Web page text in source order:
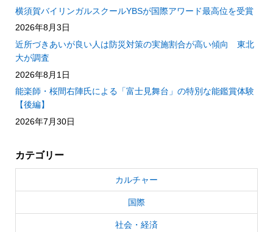
横須賀バイリンガルスクールYBSが国際アワード最高位を受賞
2026年8月3日
近所づきあいが良い人は防災対策の実施割合が高い傾向 東北
大が調査
2026年8月1日
能楽師・桜間右陣氏による「富士見舞台」の特別な能鑑賞体験
【後編】
2026年7月30日
カテゴリー
カルチャー
国際
社会・経済